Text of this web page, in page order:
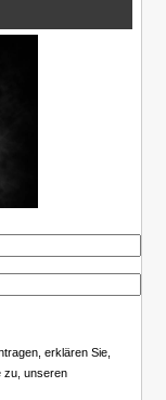
erklären Sie,
zu, unseren